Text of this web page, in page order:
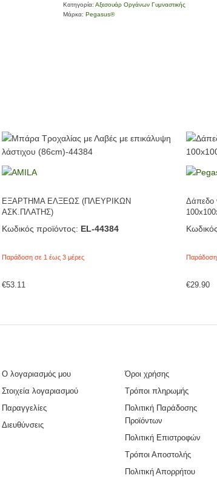
Κατηγορία: Αξεσουάρ Οργάνων Γυμναστικής
Μάρκα: Pegasus®
ΕΞΑΡΤΗΜΑ ΕΛΞΕΩΣ (ΠΛΕΥΡΙΚΩΝ
ΑΣΚ.ΠΛΑΤΗΣ)
Κωδικός προϊόντος: EL-44384
Παράδοση σε 1 έως 3 μέρες
€53.11
Δάπεδο
€29.90
Ο λογαριασμός μου
Στοιχεία λογαριασμού
Παραγγελίες
Διευθύνσεις
Όροι χρήσης
Τρόποι πληρωμής
Πολιτική Παράδοσης
Προϊόντων
Πολιτική Επιστροφών
Τρόποι Αποστολής
Πολιτική Απορρήτου